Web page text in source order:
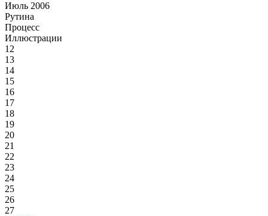
Июль 2006
Рутина
Процесс
Иллюстрации
12
13
14
15
16
17
18
19
20
21
22
23
24
25
26
27